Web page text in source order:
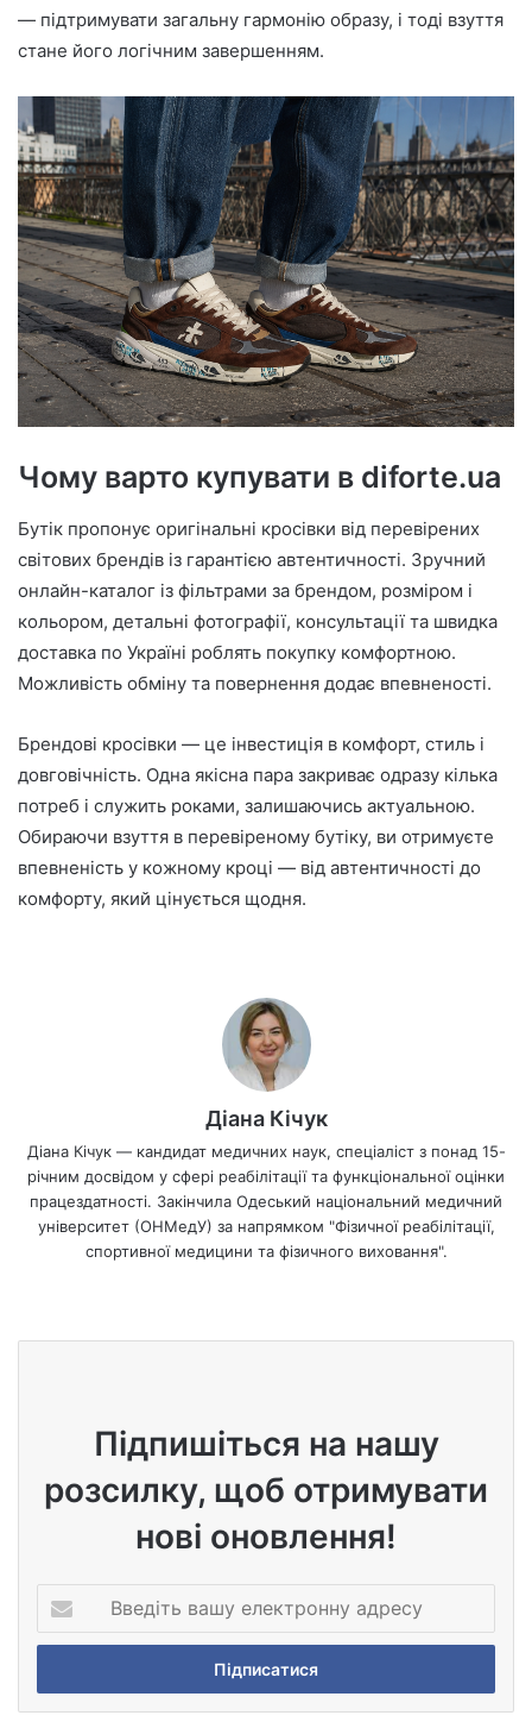
— підтримувати загальну гармонію образу, і тоді взуття
стане його логічним завершенням.
Чому варто купувати в diforte.ua
Бутік пропонує оригінальні кросівки від перевірених
світових брендів із гарантією автентичності. Зручний
онлайн-каталог із фільтрами за брендом, розміром і
кольором, детальні фотографії, консультації та швидка
доставка по Україні роблять покупку комфортною.
Можливість обміну та повернення додає впевненості.
Брендові кросівки — це інвестиція в комфорт, стиль і
довговічність. Одна якісна пара закриває одразу кілька
потреб і служить роками, залишаючись актуальною.
Обираючи взуття в перевіреному бутіку, ви отримуєте
впевненість у кожному кроці — від автентичності до
комфорту, який цінується щодня.
Діана Кічук
Діана Кічук — кандидат медичних наук, спеціаліст з понад 15-
річним досвідом у сфері реабілітації та функціональної оцінки
працездатності. Закінчила Одеський національний медичний
університет (ОНМедУ) за напрямком "Фізичної реабілітації,
спортивної медицини та фізичного виховання".
te
Підпишіться на нашу
розсилку, щоб отримувати
нові оновлення!
е
і